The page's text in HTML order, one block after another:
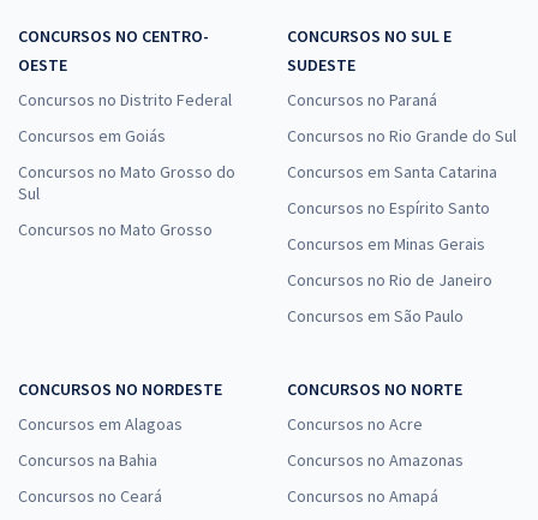
CONCURSOS NO CENTRO-
OESTE
Concursos no Distrito Federal
Concursos em Goiás
Concursos no Mato Grosso do
Sul
Concursos no Mato Grosso
CONCURSOS NO SUL E
SUDESTE
Concursos no Paraná
Concursos no Rio Grande do Sul
Concursos em Santa Catarina
Concursos no Espírito Santo
Concursos em Minas Gerais
Concursos no Rio de Janeiro
Concursos em São Paulo
CONCURSOS NO NORDESTE
Concursos em Alagoas
Concursos na Bahia
Concursos no Ceará
CONCURSOS NO NORTE
Concursos no Acre
Concursos no Amazonas
Concursos no Amapá